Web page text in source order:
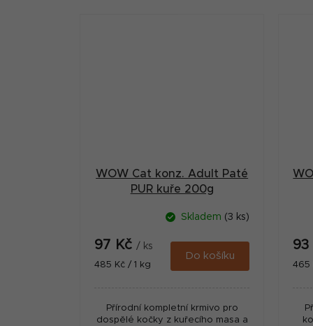
WOW Cat konz. Adult Paté
PUR kuře 200g
Skladem (3 ks)
97 Kč / ks
Měrná
485 Kč / 1 kg
Do košíku
Přírodní kompletní krmivo pro
dospělé kočky z kuřecího masa a
93
465